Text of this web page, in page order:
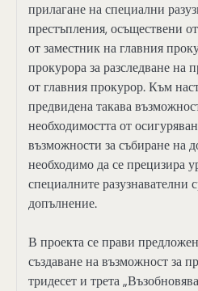
прилагане на специални
престъпления, осъществени
от заместник на главния
прокурора за разследване на
от главния прокурор. Към
предвидена такава
необходимостта от
възможности за събиране на
необходимо да се прецизира
специалните разузнавателни
допълнение.
В проекта се прави
създаване на възможност за
тридесет и трета